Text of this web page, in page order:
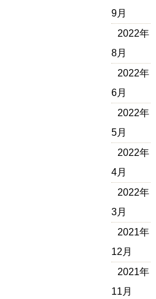
9月
2022年
8月
2022年
6月
2022年
5月
2022年
4月
2022年
3月
2021年
12月
2021年
11月